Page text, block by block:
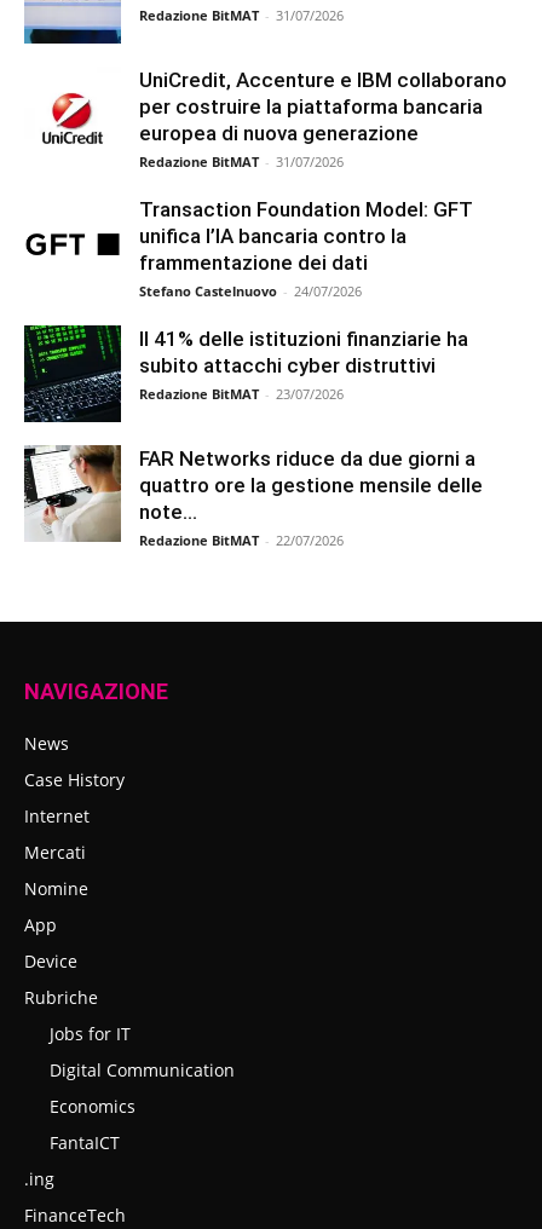
Redazione BitMAT - 31/07/2026
UniCredit, Accenture e IBM collaborano
per costruire la piattaforma bancaria
europea di nuova generazione
Redazione BitMAT - 31/07/2026
Transaction Foundation Model: GFT
unifica l’IA bancaria contro la
frammentazione dei dati
Stefano Castelnuovo - 24/07/2026
Il 41% delle istituzioni finanziarie ha
subito attacchi cyber distruttivi
Redazione BitMAT - 23/07/2026
FAR Networks riduce da due giorni a
quattro ore la gestione mensile delle
note...
Redazione BitMAT - 22/07/2026
NAVIGAZIONE
News
Case History
Internet
Mercati
Nomine
App
Device
Rubriche
Jobs for IT
Digital Communication
Economics
FantaICT
.ing
FinanceTech